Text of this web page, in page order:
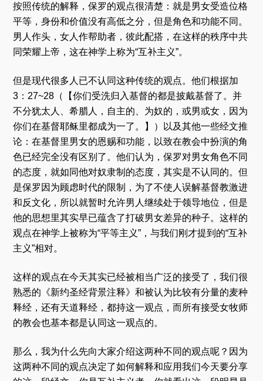
按照传统的解释，保罗的观点很清楚：就是男女受造位格
平等，身份和价值没有高低之分，但是角色和功能不同。
男人作头，女人作帮助者，彼此配搭，在这样的秩序中共
同荣耀上帝，这在神学上称为“互补主义”。
但是现代很多人已不认同这种传统的观点。他们根据加
3：27~28（【你们受洗归入基督的都是披戴基督了。并
不分犹太人、希腊人，自主的、为奴的，或男或女，因为
你们在基督耶稣里都成为一了。】）以及其他一些经文推
论：在基督里男女的恩赐和功能，以致在教会中扮演的角
色已经完全没有区别了。他们认为，保罗对男女角色不同
的态度，就如同他对奴隶制的态度，其实是不认同的。但
是保罗因为顾虑时代的限制，为了不使人误解基督教激进
和反文化，所以就暂时允许男人继续处于领导地位，但是
他的思想里其实早已蕴含了打破男女差异的种子。这样的
观点在神学上被称为“平等主义”，与我们刚才提到的“互补
主义”相对。
这样的观点在今天其实已经被相当广泛的接受了，我们很
熟悉的《新约圣经背景注释》和被认为比较有分量的麦种
释经，还有天道释经，都持这一观点，而所有接受女牧师
的教会也基本都是认同这一观点的。
那么，我为什么先向大家介绍这两种不同的观点呢？因为
这两种不同的观点决定了如何解释和应用我们今天要分享